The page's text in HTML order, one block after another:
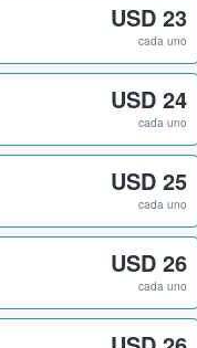
USD 23
cada uno
USD 24
cada uno
USD 25
cada uno
USD 26
cada uno